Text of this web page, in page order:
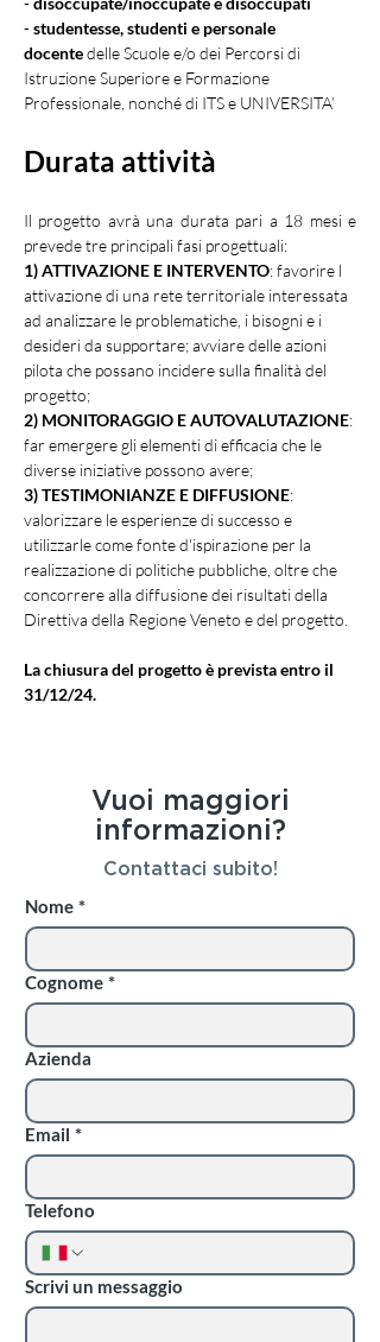
- studentesse, studenti e personale
docente delle Scuole e/o dei Percorsi di
Istruzione Superiore e Formazione
Professionale, nonché di ITS e UNIVERSITA’
Durata attività
Il progetto avrà una durata pari a 18 mesi e
prevede tre principali fasi progettuali:
1) ATTIVAZIONE E INTERVENTO: favorire l
attivazione di una rete territoriale interessata
ad analizzare le problematiche, i bisogni e i
desideri da supportare; avviare delle azioni
pilota che possano incidere sulla finalità del
progetto;
2) MONITORAGGIO E AUTOVALUTAZIONE:
far emergere gli elementi di efficacia che le
diverse iniziative possono avere;
3) TESTIMONIANZE E DIFFUSIONE:
valorizzare le esperienze di successo e
utilizzarle come fonte d'ispirazione per la
realizzazione di politiche pubbliche, oltre che
concorrere alla diffusione dei risultati della
Direttiva della Regione Veneto e del progetto.
La chiusura del progetto è prevista entro il
31/12/24.
Vuoi maggiori
informazioni?
Contattaci subito!
Nome *
Cognome *
Azienda
Email *
Telefono
Scrivi un messaggio